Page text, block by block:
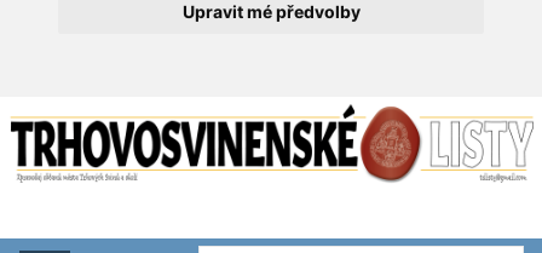
Upravit mé předvolby